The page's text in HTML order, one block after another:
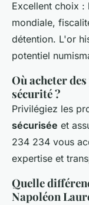
Excellent choix :
mondiale,
détention. L'or
potentiel
Où acheter
sécurité ?
Privilégiez les
sécurisée et
234 234 vous
expertise et
Quelle
Napoléon